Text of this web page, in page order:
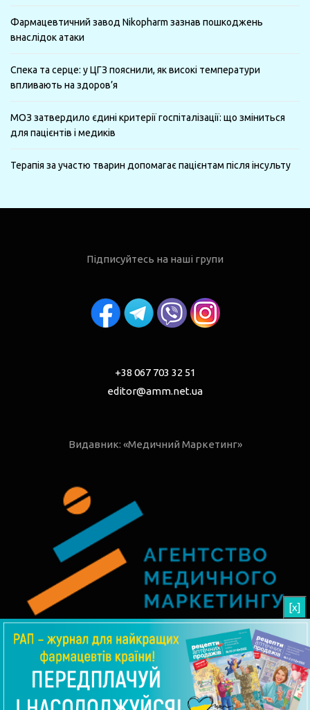
Фармацевтичний завод Nikopharm зазнав пошкоджень
внаслідок атаки
Спека та серце: у ЦГЗ пояснили, як високі температури
впливають на здоров’я
МОЗ затвердило єдині критерії госпіталізації: що зміниться
для пацієнтів і медиків
Терапія за участю тварин допомагає пацієнтам після інсульту
Підписуйтесь на наші групи
+38 067 703 32 51
editor@amm.net.ua
Видавник: «Медичний Маркетинг»
© 2026 РАП - Рецепти Аптечних Продажів
Угода користувача Редакція АВТОРИ
[x]